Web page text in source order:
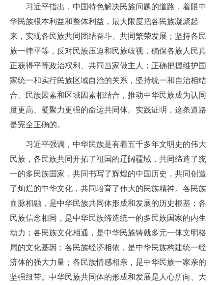
习近平指出，中国特色解决民族问题的道路，着眼中
华民族根本利益和整体利益，最大限度把各民族凝聚起
来，实现各民族共同团结奋斗、共同繁荣发展；坚持各民
族一律平等，反对民族压迫和民族歧视，确保各族人民真
正获得平等政治权利、共同当家做主人；正确把握维护国
家统一和实行民族区域自治的关系，坚持统一和自治相结
合、民族因素和区域因素相结合，推动中华民族成为认同
度更高、凝聚力更强的命运共同体。实践证明，这条道路
是完全正确的。
习近平强调，中华民族是有着五千多年文明史的伟大
民族，各民族共同开拓了祖国的辽阔疆域，共同缔造了统
一的多民族国家，共同书写了辉煌的中国历史，共同创造
了灿烂的中华文化，共同培育了伟大的民族精神。各民族
血脉相融，是中华民族共同体形成和发展的历史根基；各
民族信念相同，是中华民族缔造统一的多民族国家的内生
动力；各民族文化相通，是中华民族铸就多元一体文明格
局的文化基因；各民族经济相依，是中华民族构建统一经
济体的强大力量；各民族情感相亲，是中华民族一家亲的
坚强纽带。中华民族共同体的形成和发展是人心所向、大